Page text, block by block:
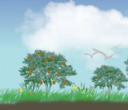
περιεχόμενο